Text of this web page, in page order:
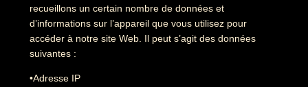
recueillons un certain nombre de données et
d’informations sur l’appareil que vous utilisez pour
accéder à notre site Web. Il peut s’agit des données
suivantes :
•Adresse IP